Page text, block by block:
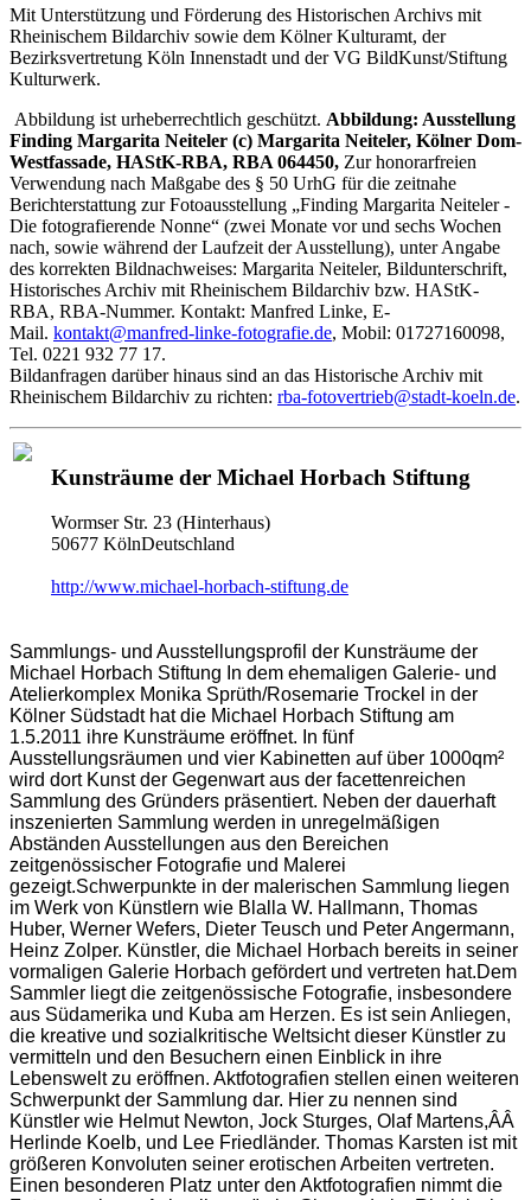
Mit Unterstützung und Förderung des Historischen Archivs mit
Rheinischem Bildarchiv sowie dem Kölner Kulturamt, der
Bezirksvertretung Köln Innenstadt und der VG BildKunst/Stiftung
Kulturwerk.
Abbildung ist urheberrechtlich geschützt. Abbildung: Ausstellung
Finding Margarita Neiteler (c) Margarita Neiteler, Kölner Dom-
Westfassade, HAStK-RBA, RBA 064450, Zur honorarfreien
Verwendung nach Maßgabe des § 50 UrhG für die zeitnahe
Berichterstattung zur Fotoausstellung „Finding Margarita Neiteler -
Die fotografierende Nonne“ (zwei Monate vor und sechs Wochen
nach, sowie während der Laufzeit der Ausstellung), unter Angabe
des korrekten Bildnachweises: Margarita Neiteler, Bildunterschrift,
Historisches Archiv mit Rheinischem Bildarchiv bzw. HAStK-
RBA, RBA-Nummer. Kontakt: Manfred Linke, E-
Mail. kontakt@manfred-linke-fotografie.de, Mobil: 01727160098,
Tel. 0221 932 77 17.
Bildanfragen darüber hinaus sind an das Historische Archiv mit
Rheinischem Bildarchiv zu richten: rba-fotovertrieb@stadt-koeln.de.
Kunsträume der Michael Horbach Stiftung
Wormser Str. 23 (Hinterhaus)
50677 KölnDeutschland
http://www.michael-horbach-stiftung.de
Sammlungs- und Ausstellungsprofil der Kunsträume der
Michael Horbach Stiftung In dem ehemaligen Galerie- und
Atelierkomplex Monika Sprüth/Rosemarie Trockel in der
Kölner Südstadt hat die Michael Horbach Stiftung am
1.5.2011 ihre Kunsträume eröffnet. In fünf
Ausstellungsräumen und vier Kabinetten auf über 1000qm²
wird dort Kunst der Gegenwart aus der facettenreichen
Sammlung des Gründers präsentiert. Neben der dauerhaft
inszenierten Sammlung werden in unregelmäßigen
Abständen Ausstellungen aus den Bereichen
zeitgenössischer Fotografie und Malerei
gezeigt.Schwerpunkte in der malerischen Sammlung liegen
im Werk von Künstlern wie Blalla W. Hallmann, Thomas
Huber, Werner Wefers, Dieter Teusch und Peter Angermann,
Heinz Zolper. Künstler, die Michael Horbach bereits in seiner
vormaligen Galerie Horbach gefördert und vertreten hat.Dem
Sammler liegt die zeitgenössische Fotografie, insbesondere
aus Südamerika und Kuba am Herzen. Es ist sein Anliegen,
die kreative und sozialkritische Weltsicht dieser Künstler zu
vermitteln und den Besuchern einen Einblick in ihre
Lebenswelt zu eröffnen. Aktfotografien stellen einen weiteren
Schwerpunkt der Sammlung dar. Hier zu nennen sind
Künstler wie Helmut Newton, Jock Sturges, Olaf Martens,ÂÂ
Herlinde Koelb, und Lee Friedländer. Thomas Karsten ist mit
größeren Konvoluten seiner erotischen Arbeiten vertreten.
Einen besonderen Platz unter den Aktfotografien nimmt die